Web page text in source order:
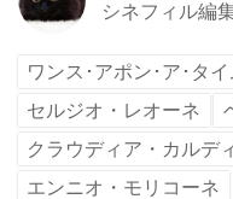
シネフィル編
ワンス･アポン･ア･タ
セルジオ・レオーネ
クラウディア・カルデ
エンニオ・モリコーネ